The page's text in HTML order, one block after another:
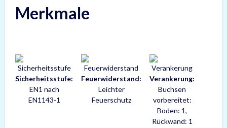
Merkmale
Sicherheitsstufe:
EN1 nach
EN1143-1
Feuerwiderstand:
Leichter
Feuerschutz
Verankerung:
Buchsen
vorbereitet:
Boden: 1,
Rückwand: 1